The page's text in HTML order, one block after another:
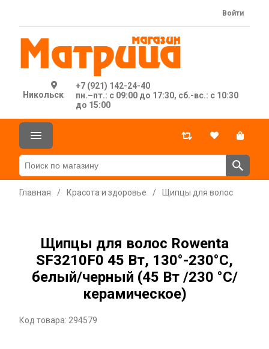
Никольск
+7 (921) 142-24-40
пн.–пт.: с 09:00 до 17:30, сб.-вс.: с 10:30
до 15:00
Войти
Главная / Красота и здоровье / Щипцы для волос
Щипцы для волос Rowenta
SF3210F0 45 Вт, 130°-230°С,
белый/черный (45 Вт /230 °C/
керамическое)
Код товара: 294579